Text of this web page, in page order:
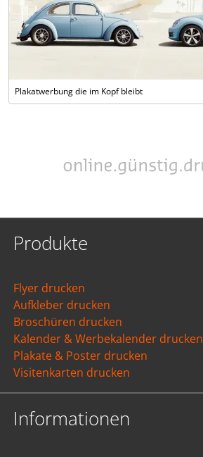
Plakatwerbung die im Kopf bleibt
Produkte
Flyer drucken
Aufkleber drucken
Broschüren drucken
Kalender & Werbekalender drucken
Plakate & Poster drucken
Visitenkarten drucken
Informationen